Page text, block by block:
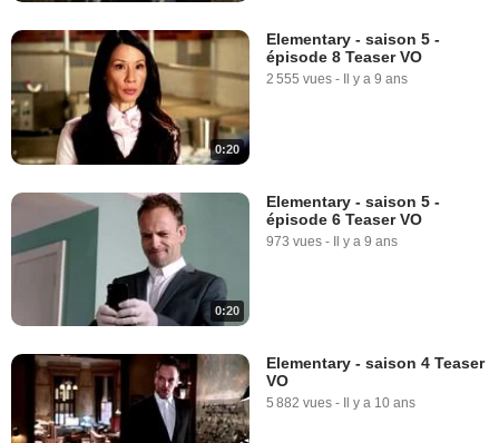
0:20
Elementary - saison 5 -
épisode 8 Teaser VO
2 555 vues - Il y a 9 ans
0:20
Elementary - saison 5 -
épisode 6 Teaser VO
973 vues - Il y a 9 ans
Elementary - saison 4 Teaser
VO
5 882 vues - Il y a 10 ans